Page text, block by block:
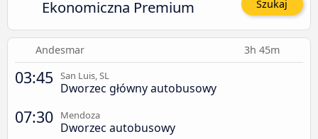
Ekonomiczna Premium Szukaj
Andesmar 3h 45m
03:45 San Luis, SL
Dworzec główny autobusowy
07:30 Mendoza
Dworzec autobusowy